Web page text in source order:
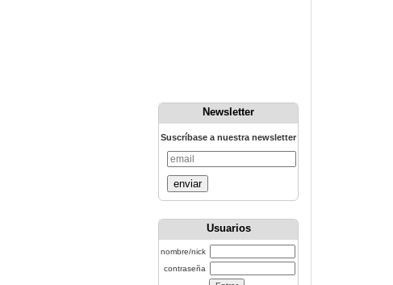
Newsletter
Suscríbase a nuestra newsletter
enviar
Usuarios
nombre/nick
contraseña